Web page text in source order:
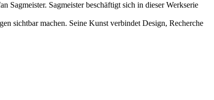
Sagmeister. Sagmeister beschäftigt sich in dieser Werkserie
sichtbar machen. Seine Kunst verbindet Design, Recherche